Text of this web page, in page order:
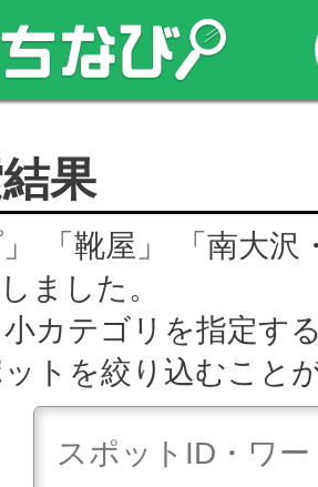
果
」 「靴屋」 「南大沢
ました。
カテゴリを指定す
トを絞り込むこと